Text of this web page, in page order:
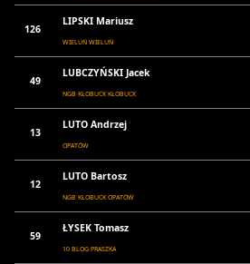
126
LIPSKI Mariusz
WIELUŃ WIELUŃ
49
LUBCZYŃSKI Jacek
NGB KŁOBUCK KŁOBUCK
13
LUTO Andrzej
OPATÓW
12
LUTO Bartosz
NGB KŁOBUCK OPATÓW
59
ŁYSEK Tomasz
10 BLOG PRASZKA